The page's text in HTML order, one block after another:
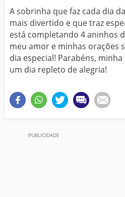
A sobrinha que faz cada dia
mais divertido e que traz
está completando 4 aninhos
meu amor e minhas orações
dia especial! Parabéns,
um dia repleto de alegria!